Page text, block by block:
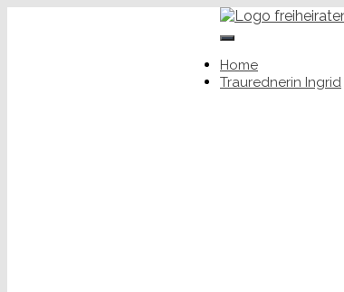
Toggle
Navigation
Home
Traurednerin Ingrid